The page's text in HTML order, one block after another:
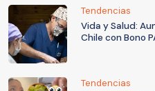
Tendencias
Vida y Salud:
Chile con Bono
Tendencias